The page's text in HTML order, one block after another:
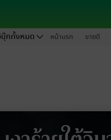
กทั้งหมด หน้าแรก ขายดี